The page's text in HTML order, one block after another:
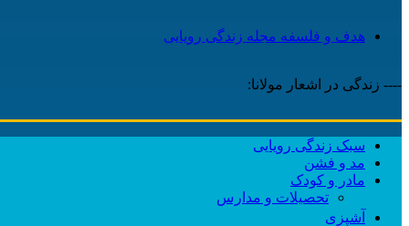
هدف و فلسفه مجله زندگی رویایی
---- زندگی در اشعار مولانا:
سبک زندگی رویایی
مد و فشن
مادر و کودک
تحصیلات و مدارس
آشپزی